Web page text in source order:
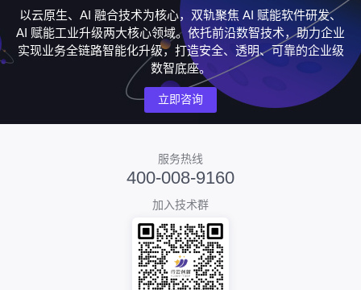
以云原生、AI 融合技术为核心，双轨聚焦 AI 赋能软件研发、
AI 赋能工业升级两大核心领域。依托前沿数智技术，助力企业
实现业务全链路智能化升级，打造安全、透明、可靠的企业级
数智底座。
立即咨询
服务热线
400-008-9160
加入技术群